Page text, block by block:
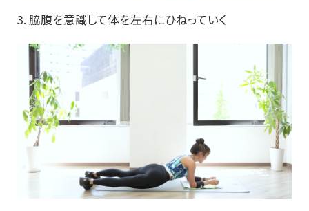
3. 脇腹を意識して体を左右にひねっていく